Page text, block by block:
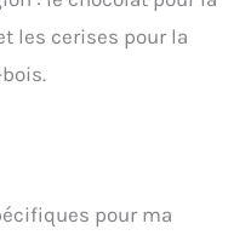
les cerises pour la
pour ma